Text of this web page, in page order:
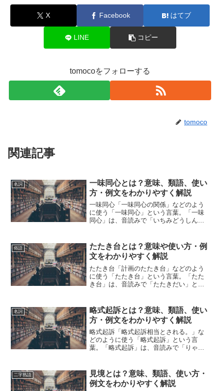
X Facebook はてブ
LINE コピー
tomocoをフォローする
tomoco
関連記事
名詞
一味同心とは？意味、類語、使い
方・例文をわかりやすく解説
一味同心「一味同心の関係」などのよう
に使う「一味同心」という言葉。「一味
同心」は、音読みで「いちみどうしん」
は「一味同心」の意味や使い方や類語に
ついて、小説などの用例を...
俗語
たたき台とは？意味や使い方・例
文をわかりやすく解説
たたき台「計画のたたき台」などのよう
に使う「たたき台」という言葉。「たた
き台」は、音読みで「たたきだい」と読
「たたき台」の意味や使い方について、
小説などの用例を紹介して、...
名詞
略式起訴とは？意味、類語、使い
方・例文をわかりやすく解説
略式起訴「略式起訴相当とされる。」な
どのように使う「略式起訴」という言
葉。「略式起訴」は、音読みで「りゃく
この記事では「略式起訴」の意味や使い
方や類語について、小説など...
二字熟語
見境とは？意味、類語、使い方・
例文をわかりやすく解説